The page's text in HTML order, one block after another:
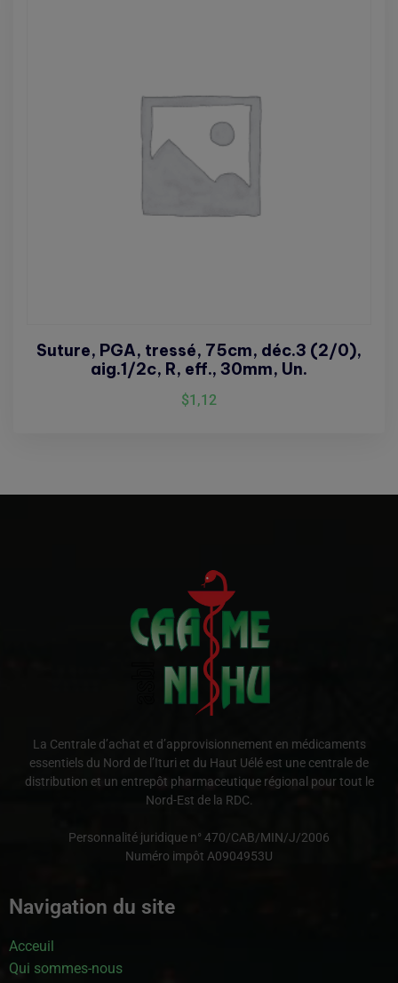
Suture, PGA, tressé, 75cm, déc.3 (2/0),
aig.1/2c, R, eff., 30mm, Un.
$1,12
La Centrale d’achat et d’approvisionnement en médicaments
essentiels du Nord de l’Ituri et du Haut Uélé est une centrale de
distribution et un entrepôt pharmaceutique régional pour tout le
Nord-Est de la RDC.
Personnalité juridique n° 470/CAB/MIN/J/2006
Numéro impôt A0904953U
Navigation du site
Acceuil
Qui sommes-nous